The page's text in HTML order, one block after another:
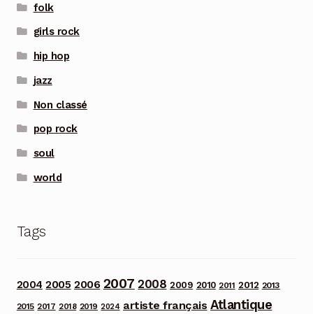
folk
girls rock
hip hop
jazz
Non classé
pop rock
soul
world
Tags
2004 2005 2006 2007 2008 2009 2010 2011 2012 2013
2015 2017 2018 2019 2024 artiste français Atlantique